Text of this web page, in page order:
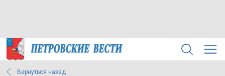
Вернуться назад